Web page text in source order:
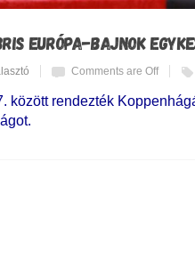
EURÓPA-BAJNOK
Comments are Off
között rendezték